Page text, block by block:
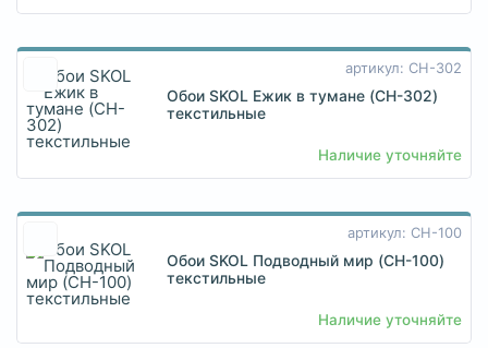
артикул: CH-302
Обои SKOL Ежик в тумане (CH-302)
текстильные
Наличие уточняйте
артикул: CH-100
Обои SKOL Подводный мир (CH-100)
текстильные
Наличие уточняйте